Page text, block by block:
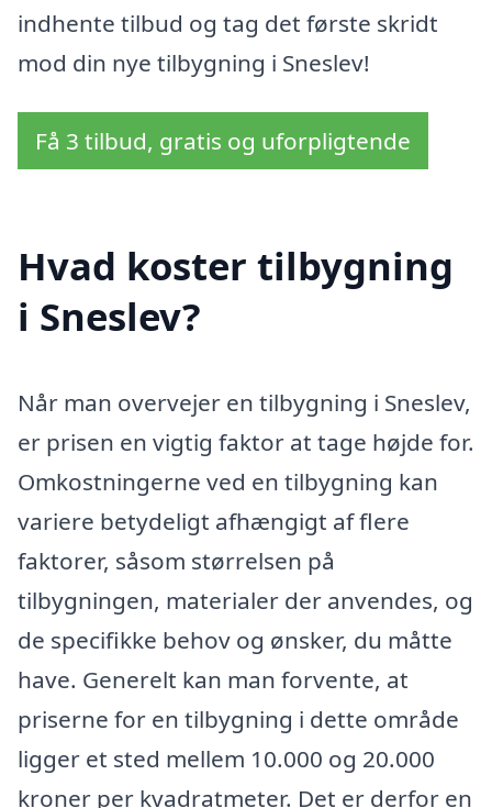
indhente tilbud og tag det første skridt
mod din nye tilbygning i Sneslev!
Få 3 tilbud, gratis og uforpligtende
Hvad koster tilbygning
i Sneslev?
Når man overvejer en tilbygning i Sneslev,
er prisen en vigtig faktor at tage højde for.
Omkostningerne ved en tilbygning kan
variere betydeligt afhængigt af flere
faktorer, såsom størrelsen på
tilbygningen, materialer der anvendes, og
de specifikke behov og ønsker, du måtte
have. Generelt kan man forvente, at
priserne for en tilbygning i dette område
ligger et sted mellem 10.000 og 20.000
kroner per kvadratmeter. Det er derfor en